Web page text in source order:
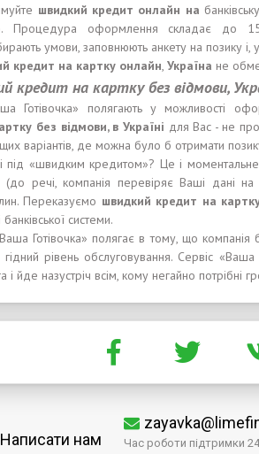
швидкий кредит онлайн на
Процедура оформлення складає до
умови, заповнюють анкету на позику і,
кредит на картку онлайн, Україна не
кредит на картку без відмови,
Готівочка» полягають у можливості
без відмови, в Україні для Вас - не
варіантів, де можна було б отримати
під «швидким кредитом»? Це і
(до речі, компанія перевіряє Ваші дані
Переказуємо швидкий кредит на
системи.
Готівочка» полягає в тому, що компанія
рівень обслуговування. Сервіс
йде назустріч всім, кому негайно потрібні
нам
Час роботи підтримки